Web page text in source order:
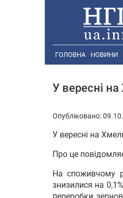
ГОЛОВНА НОВИНИ
У вересні на
Опубліковано:
У вересні на
Про це
На споживчому
знизилися на
переробки